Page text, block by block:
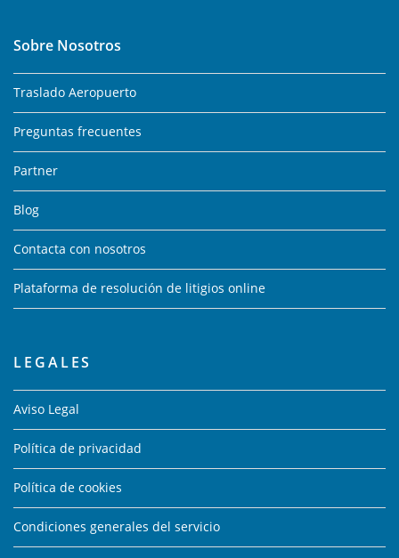
Sobre Nosotros
Traslado Aeropuerto
Preguntas frecuentes
Partner
Blog
Contacta con nosotros
Plataforma de resolución de litigios online
LEGALES
Aviso Legal
Política de privacidad
Política de cookies
Condiciones generales del servicio